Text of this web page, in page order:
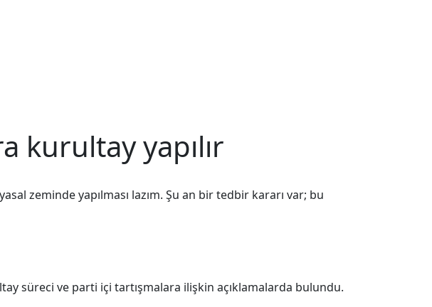
kurultay yapılır
zeminde yapılması lazım. Şu an bir tedbir kararı var; bu
süreci ve parti içi tartışmalara ilişkin açıklamalarda bulundu.